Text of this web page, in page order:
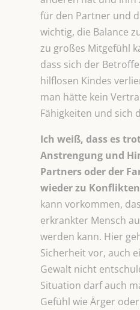
für den Partner und
wichtig, die Balance
zu großes Mitgefühl
dass sich der
hilflosen Kindes
man hätte kein
Fähigkeiten und sich
Ich weiß, dass es
Anstrengung und
Partners oder der
wieder zu
kann vorkommen,
erkrankter Mensch
werden kann. Hier
Sicherheit vor, auch
Gewalt nicht
Situation darf auch
Gefühl wie Ärger